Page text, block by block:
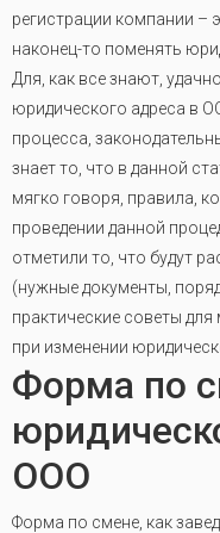
регистрации компании –
наконец-то поменять
Для, как все знают,
юридического адреса в
процесса,
знает то, что в данной
мягко говоря, правила,
проведении данной
отметили то, что будут
(нужные документы,
практические советы
при изменении
Форма по
ООО
Форма по смене, как